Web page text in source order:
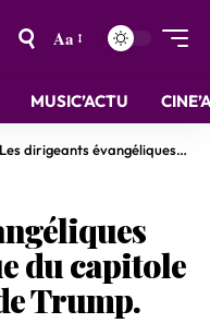
Aa
MUSIC’ACTU
Les dirigeants évangéliques déplorent l’attaque du capitole par les partisans de Trump.
du capitole
Trump.